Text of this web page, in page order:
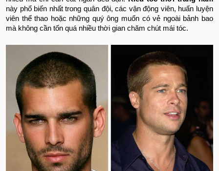
này phổ biến nhất trong quân đội, các vận động viên, huấn luyện
viên thể thao hoặc những quý ông muốn có vẻ ngoài bảnh bao
mà không cần tốn quá nhiều thời gian chăm chút mái tóc.